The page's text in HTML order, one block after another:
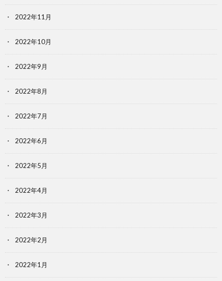
2022年11月
2022年10月
2022年9月
2022年8月
2022年7月
2022年6月
2022年5月
2022年4月
2022年3月
2022年2月
2022年1月